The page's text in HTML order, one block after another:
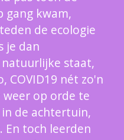
gang kwam,
de ecologie
je dan
staat,
COVID19 nét zo'n
op orde te
de achtertuin,
En toch leerden